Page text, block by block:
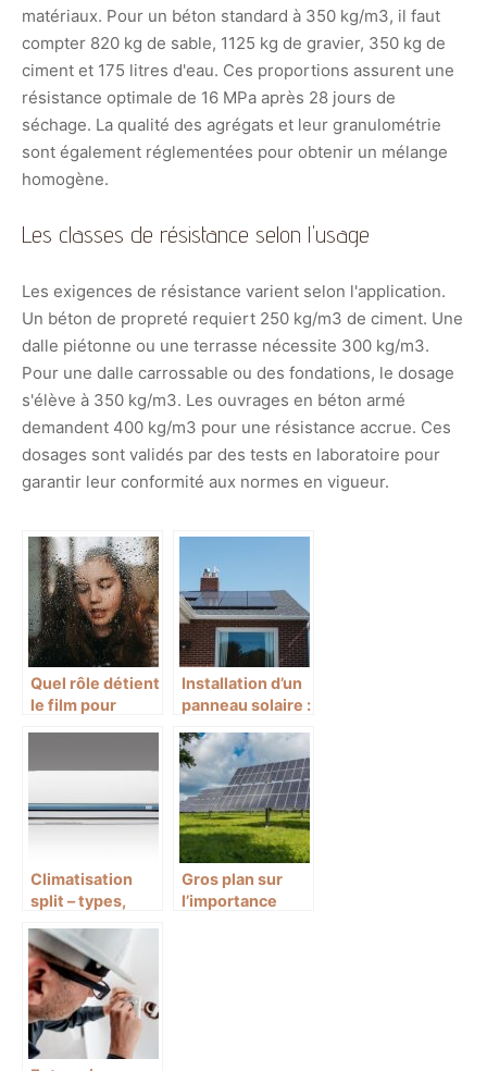
matériaux. Pour un béton standard à 350 kg/m3, il faut
compter 820 kg de sable, 1125 kg de gravier, 350 kg de
ciment et 175 litres d'eau. Ces proportions assurent une
résistance optimale de 16 MPa après 28 jours de
séchage. La qualité des agrégats et leur granulométrie
sont également réglementées pour obtenir un mélange
homogène.
Les classes de résistance selon l'usage
Les exigences de résistance varient selon l'application.
Un béton de propreté requiert 250 kg/m3 de ciment. Une
dalle piétonne ou une terrasse nécessite 300 kg/m3.
Pour une dalle carrossable ou des fondations, le dosage
s'élève à 350 kg/m3. Les ouvrages en béton armé
demandent 400 kg/m3 pour une résistance accrue. Ces
dosages sont validés par des tests en laboratoire pour
garantir leur conformité aux normes en vigueur.
Quel rôle détient
le film pour
d’économie
Installation d’un
panneau solaire :
vigilance pour
une utilisation
securisee
Climatisation
split – types,
installation
Gros plan sur
l’importance